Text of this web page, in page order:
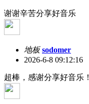
谢谢辛苦分享好音乐
地板 sodomer
2026-6-8 09:12:16
超棒，感谢分享好音乐！